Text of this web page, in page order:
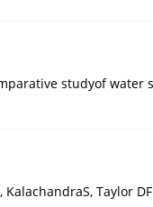
studyof
KalachandraS, Taylor